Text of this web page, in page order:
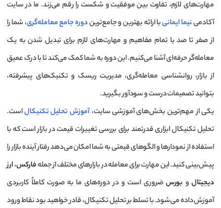
مهارت‌های لازم، تفاوت بین موفقیت و شکست را رقم می‌زند. ما در سایت
آکادمینیما ایمانیبا ارائه بهترین و جامع‌تریندوره جامع معامله‌گری، شما را
از صفر تا صد با تمام مفاهیم و مهارت‌های لازم برای تبدیل شدن به یک
معامله‌گر حرفه‌ای آشنا می‌کنیم. این دوره به شما کمک می‌کند تا با درک عمیق
از بازار، روانشناسی معامله‌گری، مدیریت ریسک و تکنیک‌های پیشرفته،
بتوانید تصمیمات درست و سودآور بگیرید.
یکی از مهم‌ترین بخش‌های آموزشی سایت، آموزش تحلیل تکنیکالاست.
تحلیل تکنیکال ابزاری قدرتمند برای بررسی تغییرات قیمت در بازار است که با
استفاده از نمودارها و الگوهای قیمتی به شما امکان می‌دهد رفتار آینده بازار را
پیش‌بینی کنید. این مهارت برای معامله در بازارهای مختلف از جملهفارکس،ارز
دیجیتال و بورس ضروری است و در دوره‌های ما به صورت کاملاً کاربردی
آموزش داده می‌شود. با تسلط بر تحلیل تکنیکال، قادر خواهید بود نقاط ورود